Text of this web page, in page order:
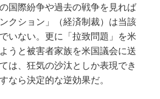
国際紛争や過去の戦争を見れば
クション」（経済制裁）は当該
いない。更に「拉致問題」を米
うと被害者家族を米国議会に送
は、狂気の沙汰としか表現でき
なら決定的な逆効果だ。